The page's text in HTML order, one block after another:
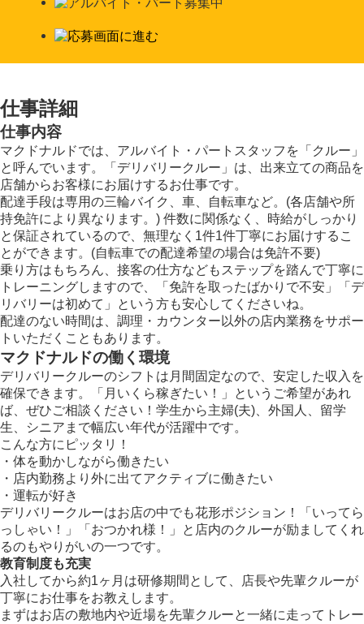
仕事詳細
仕事内容
マクドナルドでは、アルバイト・パートスタッフを「クルー」
と呼んでいます。「デリバリークルー」は、出来立ての商品を
店舗からお客様にお届けするお仕事です。
配達手段は専用の三輪バイク、車、自転車など。(各店舗や所
持免許により異なります。) 件数に関係なく、時給がしっかり
と保証されているので、無理なく1件1件丁寧にお届けするこ
とができます。(自転車での配達希望の場合は免許不要)
乗り方はもちろん、接客の仕方などもステップを踏んで丁寧に
トレーニングしますので、「免許を取ったばかりで不安」「デ
リバリーは初めて」という方も安心してくださいね。
配達のない時間は、調理・カウンター以外の店内業務をサポー
トいただくこともあります。
マクドナルドの働く環境
デリバリークルーのシフトは月間固定なので、安定した収入を
確保できます。「月いくら稼ぎたい！」というご希望があれ
ば、ぜひご相談ください！学生から主婦(夫)、外国人、留学
生、シニアまで幅広い年代が活躍中です。
こんな方にピッタリ！
・体を動かしながら働きたい
・店内勤務より外に出てアクティブに働きたい
・運転が好き
デリバリークルーはお店の中でも花形ポジション！「いってら
っしゃい！」「おつかれ様！」と店内のクルーが励ましてくれ
るのもやりがいの一つです。
教育制度も充実
入社してから約1ヶ月は研修期間として、店長や先輩クルーが
丁寧にお仕事をお教えします。
まずはお店の敷地内や近場を先輩クルーと一緒に走ってトレー